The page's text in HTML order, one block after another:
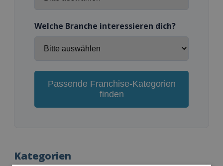
Welche Branche interessieren dich?
Passende Franchise-Kategorien
finden
Kategorien